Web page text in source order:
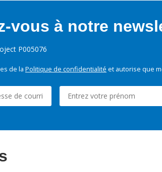
vous à notre
P005076
de la Politique de confidentialité et autorise que